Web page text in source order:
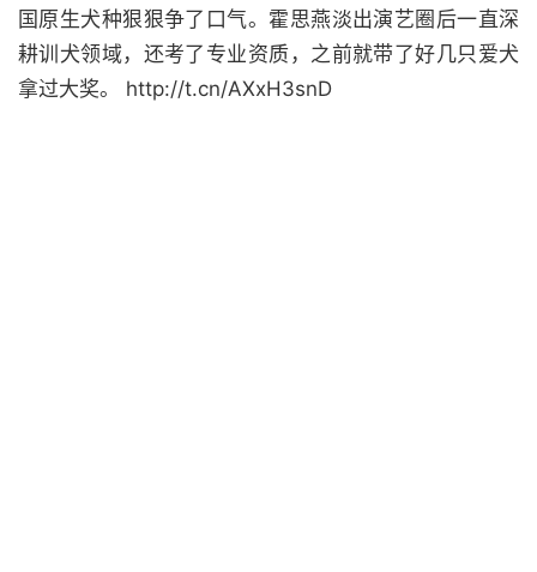
国原生犬种狠狠争了口气。霍思燕淡出演艺圈后一直深
耕训犬领域，还考了专业资质，之前就带了好几只爱犬
拿过大奖。 http://t.cn/AXxH3snD